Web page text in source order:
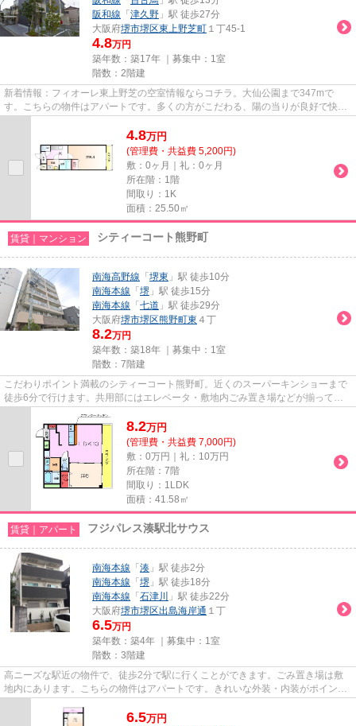
阪和線 「 津久野 」駅 徒歩27分
大阪府堺市堺区東上野芝町 １丁45-1
4.8万円
築年数：築17年 ｜募集中： 1室
階数：2階建
新着情報：フィオーレ東上野芝の空室情報ならコチラ。大仙公園まで347mで
す。こちらの物件はアパートです。多くの方がこだわる、陽の当りが良好で快適
4.8万円
(管理費・共益費 5,200円)
敷：0ヶ月｜礼：0ヶ月
所在階：1階
間取り：1K
面積：25.50㎡
賃貸｜マンション シティーコート熊野町
南海高野線 「 堺東 」駅 徒歩10分
南海本線 「 堺 」駅 徒歩15分
南海本線 「 七道 」駅 徒歩29分
大阪府堺市堺区熊野町東 ４丁
8.2万円
築年数：築18年 ｜募集中： 1室
階数：7階建
こだわりポイント満載のシティーコート熊野町。近くのスーパーキンショーまで
徒歩6分で行けます。共用部にはエレベータ・敷地内ごみ置き場などが揃ってお
8.2万円
(管理費・共益費 7,000円)
敷：0万円｜礼：10万円
所在階：7階
間取り：1LDK
面積：41.58㎡
賃貸｜アパート フジパレス湊駅北サウス
南海本線 「 湊 」駅 徒歩2分
南海本線 「 堺 」駅 徒歩18分
南海本線 「 石津川
」駅 徒歩22分
大阪府堺市堺区出島海岸通 １丁
6.5万円
築年数：築4年 ｜募集中： 1室
階数：3階建
高ニーズな駅近の物件で、徒歩2分で駅に行くことができます。ごみ置き場は敷
地内にあります。こちらの物件はアパートです。きれいな外装・内装がポイン
6.5万円